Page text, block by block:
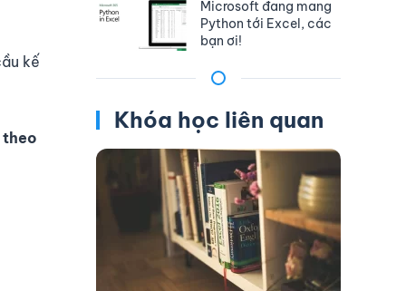
kế
theo
Microsoft đang mang
Python tới Excel, các
bạn ơi!
Khóa học liên quan